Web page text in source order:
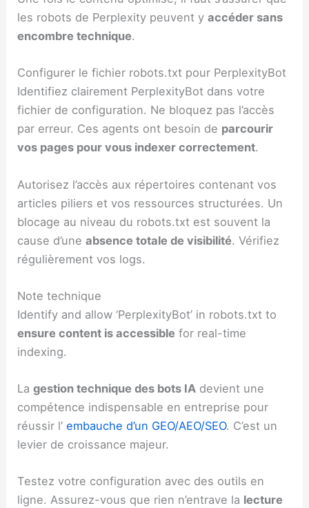
les robots de Perplexity peuvent yaccéder sans
encombre technique.
Configurer le fichier robots.txt pour PerplexityBot
Identifiez clairement PerplexityBot dans votre
fichier de configuration. Ne bloquez pas l’accès
par erreur. Ces agents ont besoin de parcourir
vos pages pour vous indexer correctement.
Autorisez l’accès aux répertoires contenant vos
articles piliers et vos ressources structurées. Un
blocage au niveau du robots.txt est souvent la
cause d’uneabsence totale de visibilité. Vérifiez
régulièrement vos logs.
Note technique
Identify and allow ‘PerplexityBot’ in robots.txt to
ensure content is accessible for real-time
indexing.
Lagestion technique des bots IA devient une
compétence indispensable en entreprise pour
réussir l’embauche d’un GEO/AEO/SEO. C’est un
levier de croissance majeur.
Testez votre configuration avec des outils en
ligne. Assurez-vous que rien n’entrave la lecture